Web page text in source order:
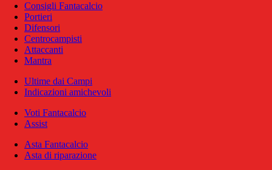
Consigli Fantacalcio
Portieri
Difensori
Centrocampisti
Attaccanti
Mantra
Ultime dai Campi
Indicazioni amichevoli
Voti Fantacalcio
Assist
Asta Fantacalcio
Asta di riparazione